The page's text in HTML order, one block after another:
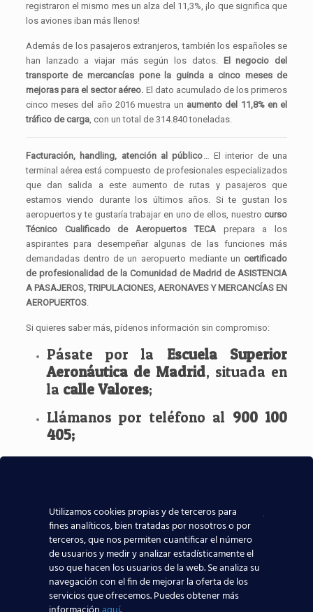
registraron el mismo mes un alza del 11,3%, ¡lo que significa que
los aviones iban más llenos!
Además de los pasajeros extranjeros, también los españoles se
han lanzado a viajar más según los datos. El negocio del
transporte de mercancías pone la guinda a cinco meses de
mejoras para el sector aéreo. El dato acumulado de los primeros
cinco meses del año 2016 muestra un aumento del 11,8% en el
tráfico de carga, con un total de 314.840 toneladas.
Facturación, handling, atención al público… El interior de una
terminal aérea está compuesto de profesionales especializados
que dan salida a este aumento de rutas y pasajeros que
estamos viendo durante los últimos años. Si te gustan los
aeropuertos y te gustaría trabajar en uno de ellos, nuestro curso
Técnico Cualificado de Aeropuertos TECAprepara a los
aspirantes para desempeñar algunas de las funciones más
demandadas dentro de un aeropuerto mediante un certificado
de profesionalidad de la Comunidad de Madrid de ASISTENCIA
A PASAJEROS, TRIPULACIONES, AERONAVES Y MERCANCÍAS EN
AEROPUERTOS.
Si quieres saber más, pídenos información sin compromiso:
Pásate por la Escuela Superior
Aeronáutica de Madrid, situada en
la calle Valores;
Llámanos por teléfono al 900 100
405;
O bien, nosotros te resolvemos
Solicita información
Utilizamos cookies propias y de terceros para
fines analíticos, bien tratadas por nosotros o por
terceros, que nos permiten cuantificar el número
de usuarios y medir y analizar estadísticamente el
uso que hacen los usuarios de la web. Se analiza su
navegación con el fin de mejorar la oferta de los
servicios que ofrecemos. Puedes obtener más